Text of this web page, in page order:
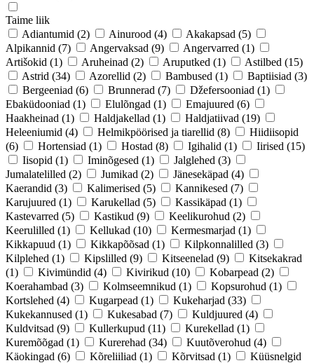
Taime liik
Adiantumid (2) Ainurood (4) Akakapsad (5)
Alpikannid (7) Angervaksad (9) Angervarred (1)
Artišokid (1) Aruheinad (2) Aruputked (1) Astilbed (15)
Astrid (34) Azorellid (2) Bambused (1) Baptiisiad (3)
Bergeeniad (6) Brunnerad (7) Džefersooniad (1)
Ebaküdooniad (1) Elulõngad (1) Emajuured (6)
Haakheinad (1) Haldjakellad (1) Haldjatiivad (19)
Heleeniumid (4) Helmikpöörised ja tiarellid (8)
Hiidiisopid
(6)
Hortensiad (1) Hostad (8) Igihalid (1) Iirised (15)
Iisopid (1) Iminõgesed (1) Jalglehed (3)
Jumalatelilled (2) Jumikad (2) Jänesekäpad (4)
Kaerandid (3) Kalimerised (5) Kannikesed (7)
Karujuured (1) Karukellad (5) Kassikäpad (1)
Kastevarred (5) Kastikud (9) Keelikurohud (2)
Keerulilled (1) Kellukad (10) Kermesmarjad (1)
Kikkapuud (1) Kikkapõõsad (1) Kilpkonnalilled (3)
Kilplehed (1) Kipslilled (9) Kitseenelad (9)
Kitsekakrad
(1)
Kivimündid (4) Kivirikud (10) Kobarpead (2)
Koerahambad (3) Kolmseemnikud (1) Kopsurohud (1)
Kortslehed (4) Kugarpead (1) Kukeharjad (33)
Kukekannused (1) Kukesabad (7) Kuldjuured (4)
Kuldvitsad (9) Kullerkupud (11) Kurekellad (1)
Kuremõõgad (1) Kurerehad (34) Kuutõverohud (4)
Käokingad (6) Kõreliiliad (1) Kõrvitsad (1)
Küüsnelgid